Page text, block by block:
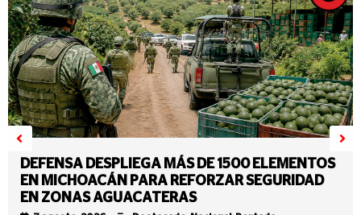
DEFENSA DESPLIEGA MÁS DE 1500 ELEMENTOS
EN MICHOACÁN PARA REFORZAR SEGURIDAD
EN ZONAS AGUACATERAS